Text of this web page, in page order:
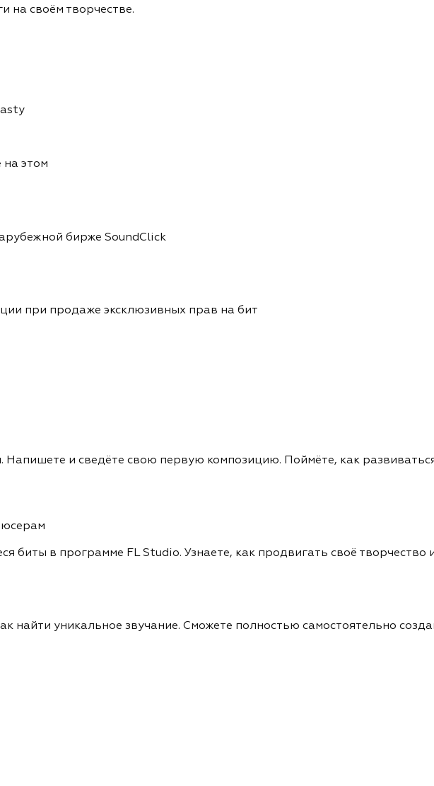
на своём творчестве.
на этом
бирже SoundClick
при продаже эксклюзивных прав на бит
Напишете и сведёте свою первую композицию. Поймёте, как
биты в программе FL Studio. Узнаете, как продвигать своё творчество
найти уникальное звучание. Сможете полностью самостоятельно